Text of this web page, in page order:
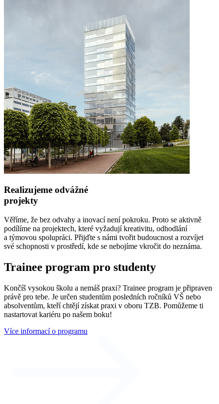
Realizujeme odvážné
projekty
Věříme, že bez odvahy a inovací není pokroku. Proto se aktivně
podílíme na projektech, které vyžadují kreativitu, odhodlání
a týmovou spolupráci. Přijďte s námi tvořit budoucnost a rozvíjet
své schopnosti v prostředí, kde se nebojíme vkročit do neznáma.
Trainee program pro studenty
Končíš vysokou školu a nemáš praxi? Trainee program je připraven
právě pro tebe. Je určen studentům posledních ročníků VŠ nebo
absolventům, kteří chtějí získat praxi v oboru TZB. Pomůžeme ti
nastartovat kariéru po našem boku!
Více informací o programu